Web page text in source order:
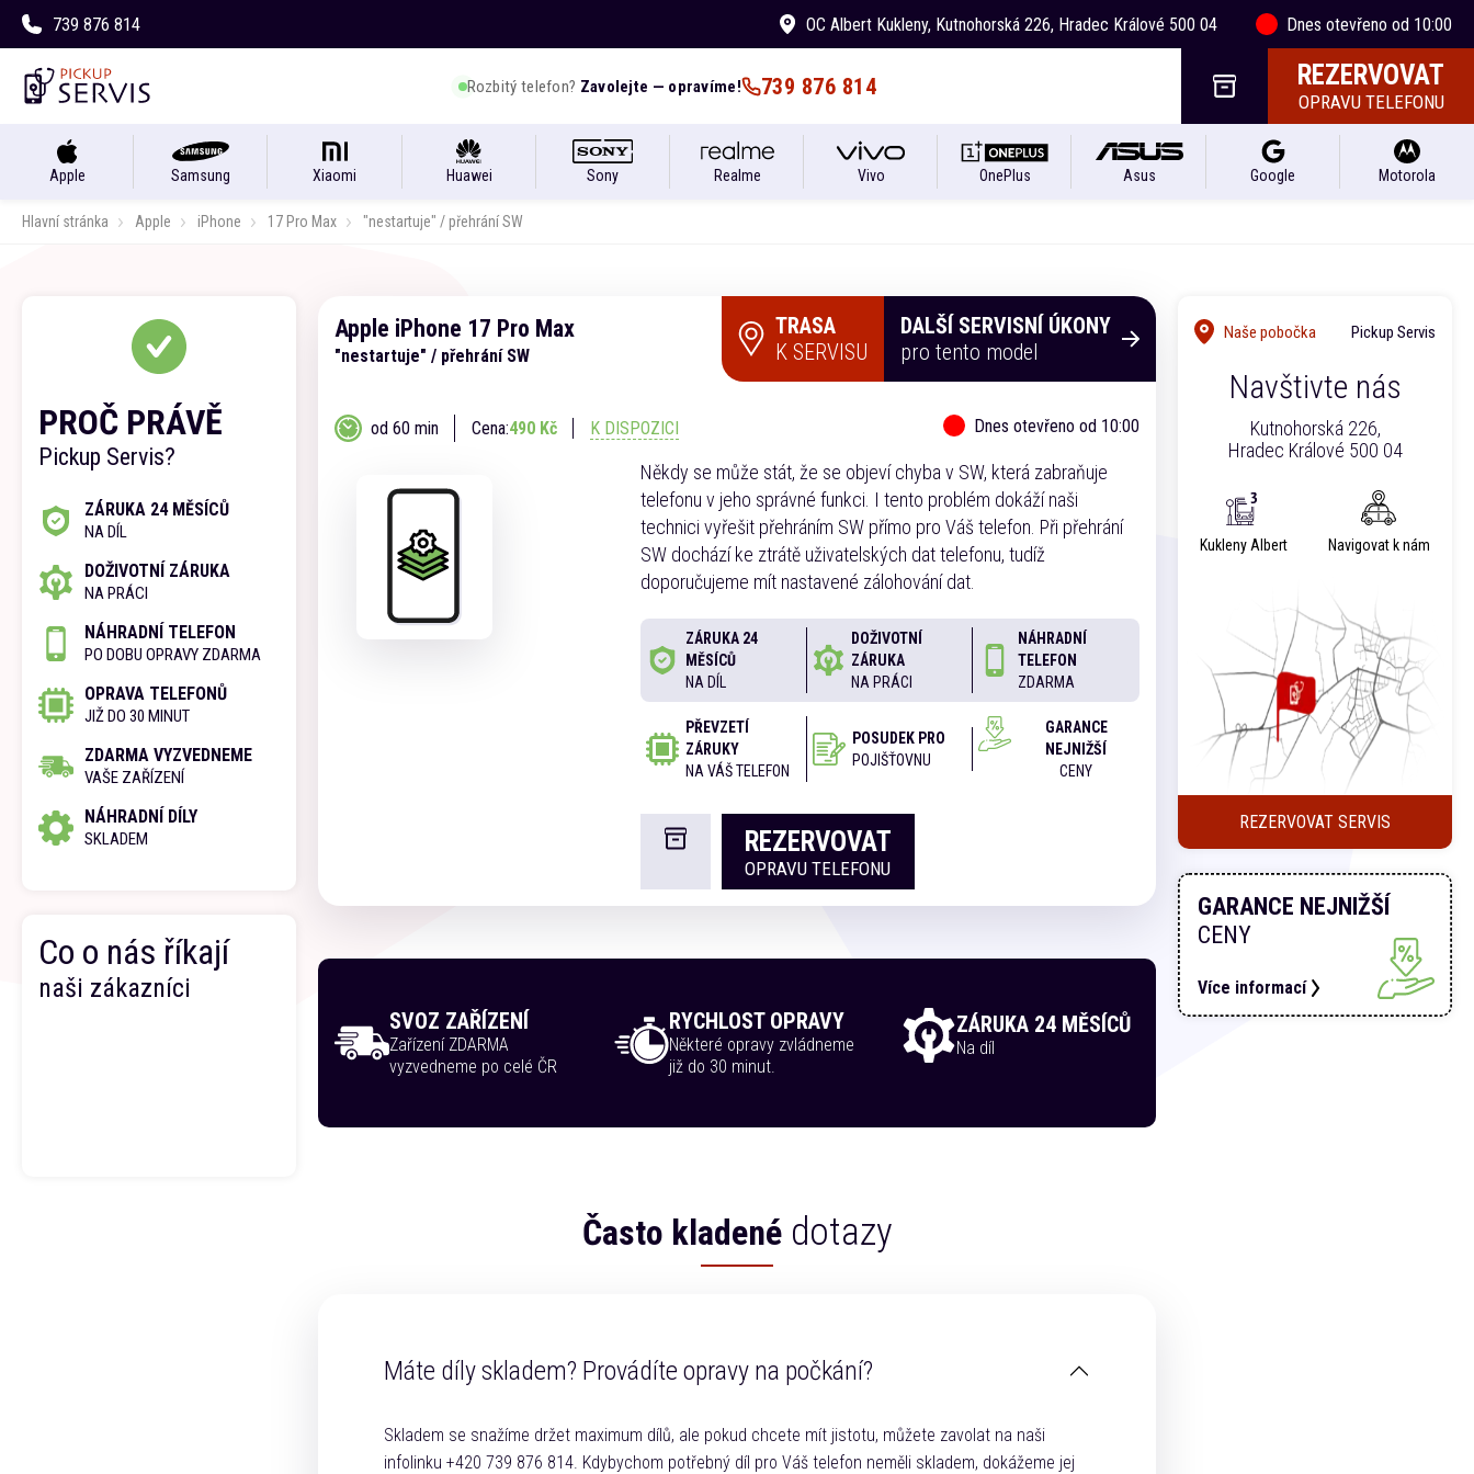
739 876 814 OC Albert Kukleny, Kutnohorská 226, Hradec Králové 500 04 Dnes otevřeno od 10:00
Rozbitý telefon? Zavolejte — opravíme! 739 876 814 REZERVOVAT
OPRAVU TELEFONU
Apple Samsung Xiaomi Huawei Sony Realme Vivo OnePlus Asus Google Motorola
Hlavní stránka Apple iPhone 17 Pro Max "nestartuje" / přehrání SW
Apple iPhone 17 Pro Max
"nestartuje" / přehrání SW
TRASA
K SERVISU
DALŠÍ SERVISNÍ ÚKONY
pro tento model
od 60 min Cena:490 Kč K DISPOZICI Dnes otevřeno od 10:00
Někdy se může stát, že se objeví chyba v SW, která zabraňuje
telefonu v jeho správné funkci. I tento problém dokáží naši
technici vyřešit přehráním SW přímo pro Váš telefon. Při přehrání
SW dochází ke ztrátě uživatelských dat telefonu, tudíž
doporučujeme mít nastavené zálohování dat.
ZÁRUKA 24
MĚSÍCŮ
NA DÍL
DOŽIVOTNÍ
ZÁRUKA
NA PRÁCI
NÁHRADNÍ
TELEFON
ZDARMA
PŘEVZETÍ
ZÁRUKY
NA VÁŠ TELEFON
POSUDEK PRO
POJIŠŤOVNU
GARANCE
NEJNIŽŠÍ
CENY
REZERVOVAT
OPRAVU TELEFONU
SVOZ ZAŘÍZENÍ
Zařízení ZDARMA
vyzvedneme po celé ČR
RYCHLOST OPRAVY
Některé opravy zvládneme
již do 30 minut.
ZÁRUKA 24 MĚSÍCŮ
Na díl
Často kladenédotazy
Máte díly skladem? Provádíte opravy na počkání?
Skladem se snažíme držet maximum dílů, ale pokud chcete mít jistotu, můžete zavolat na naši
infolinku +420 739 876 814. Kdybychom potřebný díl pro Váš telefon neměli skladem, dokážeme jej
PROČ PRÁVĚ
Pickup Servis?
ZÁRUKA 24 MĚSÍCŮ
NA DÍL
DOŽIVOTNÍ ZÁRUKA
NA PRÁCI
NÁHRADNÍ TELEFON
PO DOBU OPRAVY ZDARMA
OPRAVA TELEFONŮ
JIŽ DO 30 MINUT
ZDARMA VYZVEDNEME
VAŠE ZAŘÍZENÍ
NÁHRADNÍ DÍLY
SKLADEM
Co o nás říkají
naši zákazníci
Naše pobočka Pickup Servis
Navštivte nás
Kutnohorská 226,
Hradec Králové 500 04
Kukleny Albert Navigovat k nám
REZERVOVAT SERVIS
GARANCE NEJNIŽŠÍ
CENY
Více informací